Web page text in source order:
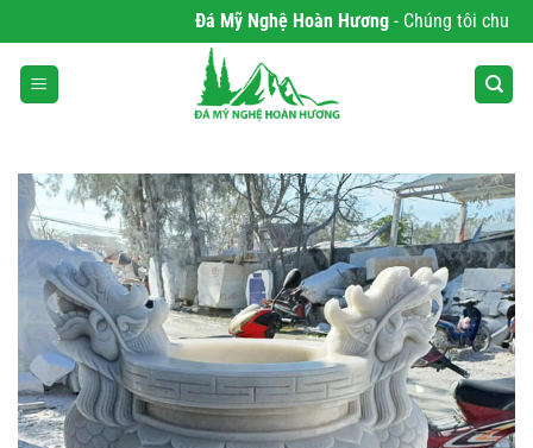
qua
nội
dung
Đá Mỹ Nghệ Hoàn Hương- Chúng tôi chuyên